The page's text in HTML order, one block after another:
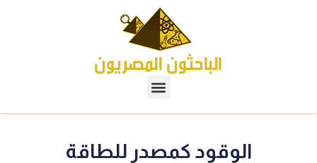
الوقود كمصدر للطاقة